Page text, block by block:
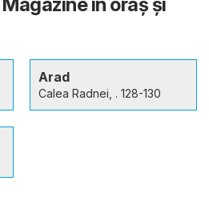
Arad
Calea Radnei, . 128-130